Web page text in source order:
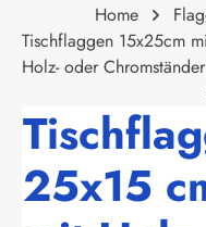
Home
Tischflaggen 15x25cm
Holz- oder Chromständer
25x15